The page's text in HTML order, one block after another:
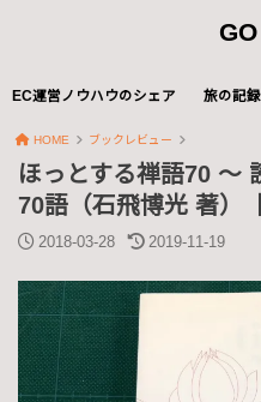
EC運営ノウハウのシェア 旅の記録
HOME ブックレビュー
ほっとする禅語70 ～
70語（石飛博光 著）
2018-03-28 2019-11-19